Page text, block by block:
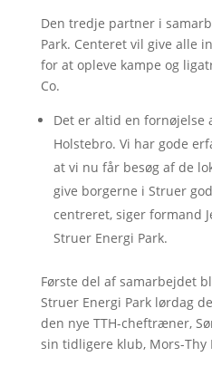
Den tredje partner i
Park. Centeret vil give alle
for at opleve kampe og
Co.
Det er altid en fornøjelse
Holstebro. Vi har gode
at vi nu får besøg af de
give borgerne i Struer
centreret, siger formand
Struer Energi Park.
Første del af samarbejdet
Struer Energi Park lørdag
den nye TTH-cheftræner,
sin tidligere klub, Mors-Thy